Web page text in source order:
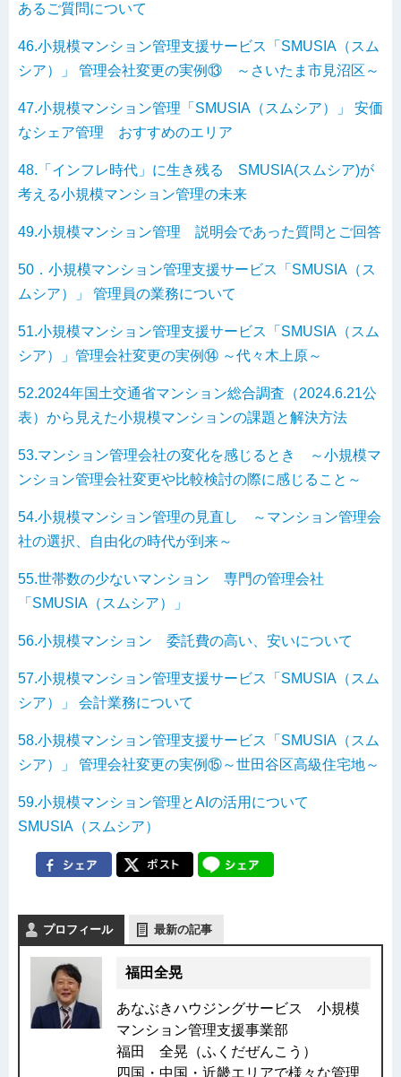
あるご質問について
46.小規模マンション管理支援サービス「SMUSIA（スム
シア）」 管理会社変更の実例⑬ ～さいたま市見沼区～
47.小規模マンション管理「SMUSIA（スムシア）」 安価
なシェア管理 おすすめのエリア
48.「インフレ時代」に生き残る SMUSIA(スムシア)が
考える小規模マンション管理の未来
49.小規模マンション管理 説明会であった質問とご回答
50．小規模マンション管理支援サービス「SMUSIA（ス
ムシア）」 管理員の業務について
51.小規模マンション管理支援サービス「SMUSIA（スム
シア）」管理会社変更の実例⑭ ～代々木上原～
52.2024年国土交通省マンション総合調査（2024.6.21公
表）から見えた小規模マンションの課題と解決方法
53.マンション管理会社の変化を感じるとき ～小規模マ
ンション管理会社変更や比較検討の際に感じること～
54.小規模マンション管理の見直し ～マンション管理会
社の選択、自由化の時代が到来～
55.世帯数の少ないマンション 専門の管理会社
「SMUSIA（スムシア）」
56.小規模マンション 委託費の高い、安いについて
57.小規模マンション管理支援サービス「SMUSIA（スム
シア）」 会計業務について
58.小規模マンション管理支援サービス「SMUSIA（スム
シア）」 管理会社変更の実例⑮～世田谷区高級住宅地～
59.小規模マンション管理とAIの活用について
SMUSIA（スムシア）
プロフィール 最新の記事
福田全晃
あなぶきハウジングサービス 小規模
マンション管理支援事業部
福田 全晃（ふくだぜんこう）
四国・中国・近畿エリアで様々な管理